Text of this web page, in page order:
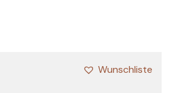
Wunschliste